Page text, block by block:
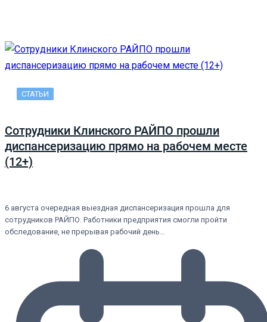
СТАТЬИ
Сотрудники Клинского РАЙПО прошли
диспансеризацию прямо на рабочем месте
(12+)
6 августа очередная выездная диспансеризация прошла для
сотрудников РАЙПО. Работники предприятия смогли пройти
обследование, не прерывая рабочий день…